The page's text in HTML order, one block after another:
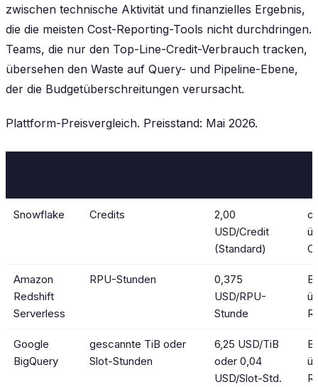
zwischen technische Aktivität und finanzielles Ergebnis,
die die meisten Cost-Reporting-Tools nicht durchdringen.
Teams, die nur den Top-Line-Credit-Verbrauch tracken,
übersehen den Waste auf Query- und Pipeline-Ebene,
der die Budgetüberschreitungen verursacht.
Plattform-Preisvergleich. Preisstand: Mai 2026.
Snowflake Credits
2,00
USD/Credit
(Standard)
Amazon
Redshift
Serverless
RPU-Stunden
0,375
USD/RPU-
Stunde
Google
BigQuery
gescannte TiB oder
Slot-Stunden
6,25 USD/TiB
oder 0,04
USD/Slot-Std.